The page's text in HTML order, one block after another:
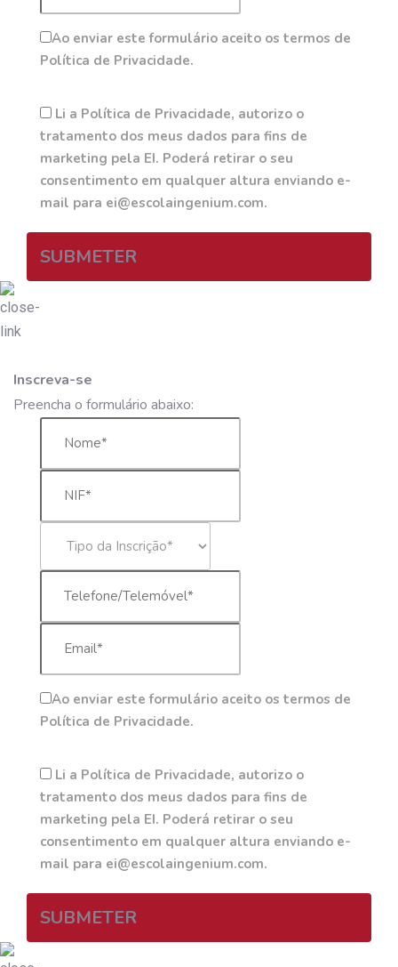
Ao enviar este formulário aceito os termos de
Política de Privacidade.
Li a Política de Privacidade, autorizo o
tratamento dos meus dados para fins de
marketing pela EI. Poderá retirar o seu
consentimento em qualquer altura enviando e-
mail para ei@escolaingenium.com.
SUBMETER
Inscreva-se
Preencha o formulário abaixo:
Ao enviar este formulário aceito os termos de
Política de Privacidade.
Li a Política de Privacidade, autorizo o
tratamento dos meus dados para fins de
marketing pela EI. Poderá retirar o seu
consentimento em qualquer altura enviando e-
mail para ei@escolaingenium.com.
SUBMETER